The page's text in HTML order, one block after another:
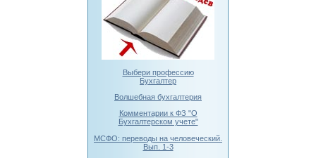
Выбери профессию
Бухгалтер
Волшебная бухгалтерия
Комментарии к ФЗ "О
Бухгалтерском учете"
МСФО: переводы на человеческий.
Вып. 1-3